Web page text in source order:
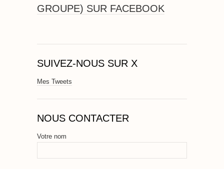
GROUPE) SUR FACEBOOK
SUIVEZ-NOUS SUR X
Mes Tweets
NOUS CONTACTER
Votre nom